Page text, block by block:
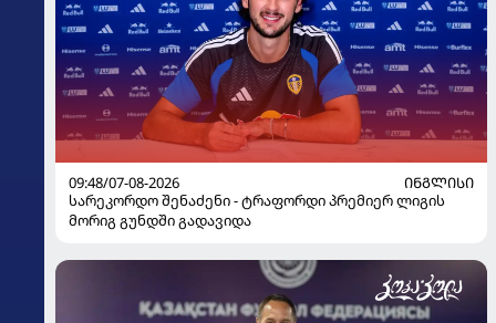
09:48/07-08-2026
ᲘᲜᲒᲚᲘᲡᲘ
სარეკორდო შენაძენი - ტრაფორდი პრემიერ ლიგის
მორიგ გუნდში გადავიდა